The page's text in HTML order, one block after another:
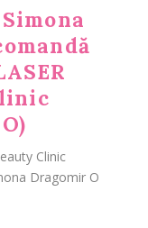
Clinic
Dragomir O